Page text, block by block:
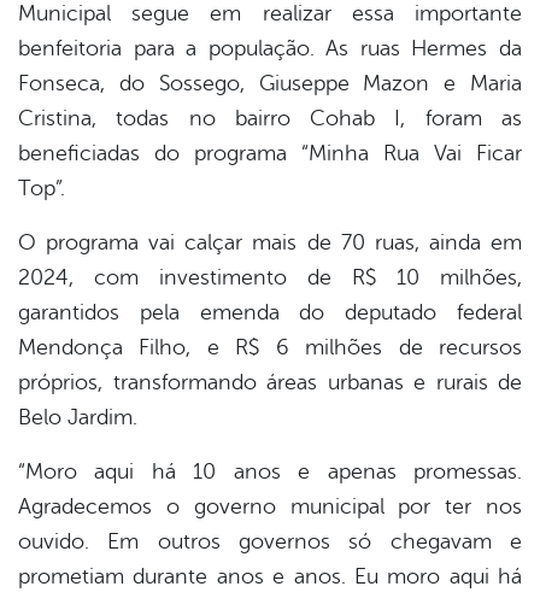
Municipal segue em realizar essa importante
benfeitoria para a população. As ruas Hermes da
Fonseca, do Sossego, Giuseppe Mazon e Maria
Cristina, todas no bairro Cohab I, foram as
beneficiadas do programa “Minha Rua Vai Ficar
Top”.
O programa vai calçar mais de 70 ruas, ainda em
2024, com investimento de R$ 10 milhões,
garantidos pela emenda do deputado federal
Mendonça Filho, e R$ 6 milhões de recursos
próprios, transformando áreas urbanas e rurais de
Belo Jardim.
“Moro aqui há 10 anos e apenas promessas.
Agradecemos o governo municipal por ter nos
ouvido. Em outros governos só chegavam e
prometiam durante anos e anos. Eu moro aqui há